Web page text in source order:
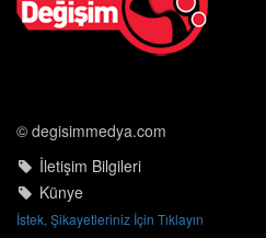
© degisimmedya.com
İletişim Bilgileri
Künye
İstek, Şikayetleriniz İçin Tıklayın